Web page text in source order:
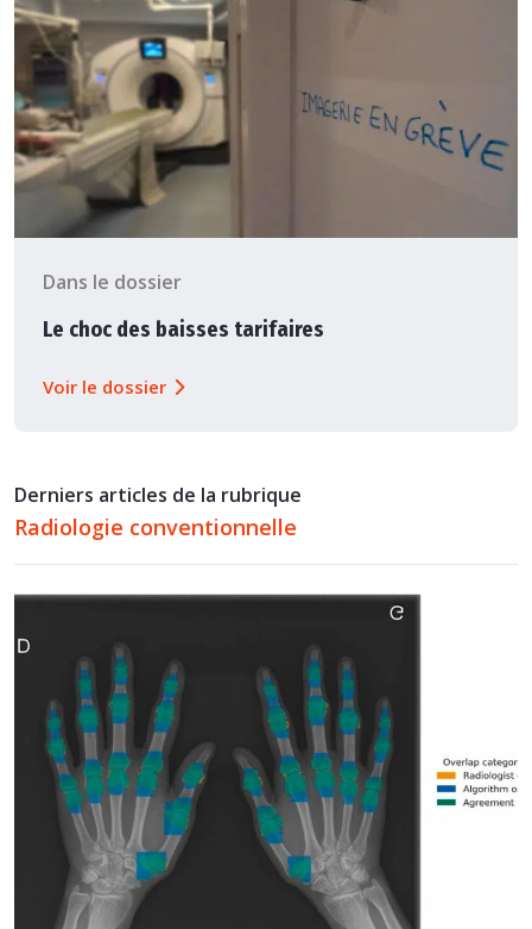
Dans le dossier
Le choc des baisses tarifaires
Voir le dossier
Derniers articles de la rubrique
Radiologie conventionnelle